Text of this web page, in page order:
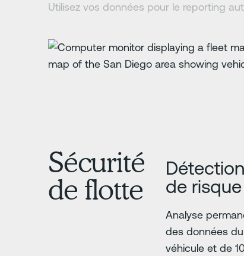
Utilisez vos données pour le reporting
Sécurité
de flotte
Détection
de risque
Analyse
des données du
véhicule et de